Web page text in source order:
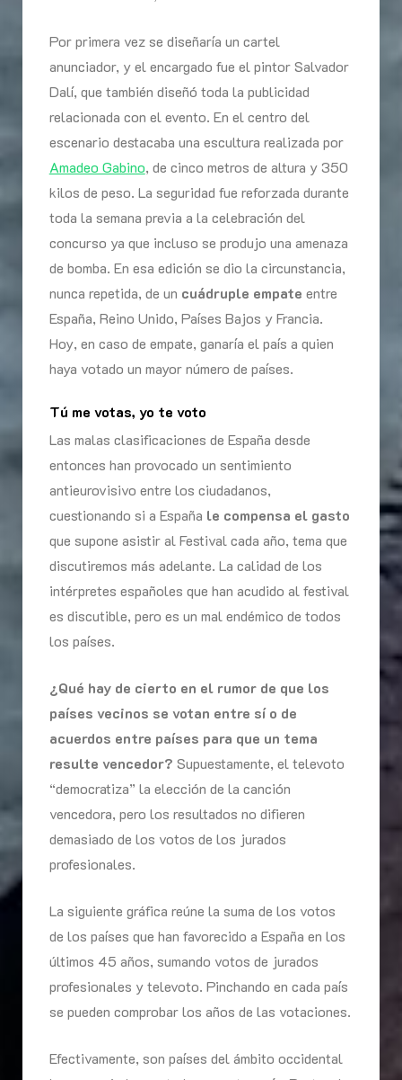
Por primera vez se diseñaría un cartel
anunciador, y el encargado fue el pintor Salvador
Dalí, que también diseñó toda la publicidad
relacionada con el evento. En el centro del
escenario destacaba una escultura realizada por
Amadeo Gabino, de cinco metros de altura y 350
kilos de peso. La seguridad fue reforzada durante
toda la semana previa a la celebración del
concurso ya que incluso se produjo una amenaza
de bomba. En esa edición se dio la circunstancia,
nunca repetida, de un cuádruple empate entre
España, Reino Unido, Países Bajos y Francia.
Hoy, en caso de empate, ganaría el país a quien
haya votado un mayor número de países.
Tú me votas, yo te voto
Las malas clasificaciones de España desde
entonces han provocado un sentimiento
antieurovisivo entre los ciudadanos,
cuestionando si a España le compensa el gasto
que supone asistir al Festival cada año, tema que
discutiremos más adelante. La calidad de los
intérpretes españoles que han acudido al festival
es discutible, pero es un mal endémico de todos
los países.
¿Qué hay de cierto en el rumor de que los
países vecinos se votan entre sí o de
acuerdos entre países para que un tema
resulte vencedor? Supuestamente, el televoto
“democratiza” la elección de la canción
vencedora, pero los resultados no difieren
demasiado de los votos de los jurados
profesionales.
La siguiente gráfica reúne la suma de los votos
de los países que han favorecido a España en los
últimos 45 años, sumando votos de jurados
profesionales y televoto. Pinchando en cada país
se pueden comprobar los años de las votaciones.
Efectivamente, son países del ámbito occidental